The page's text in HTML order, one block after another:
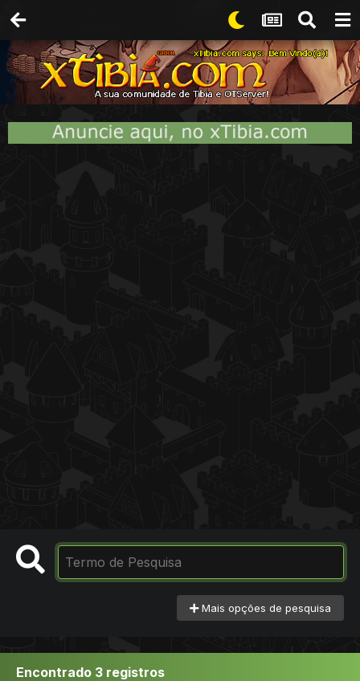
Mais opções de pesquisa
Encontrado 3 registros